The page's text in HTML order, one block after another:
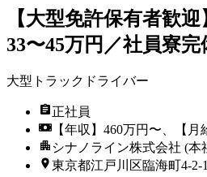
【大型免許保有者歓
33〜45万円／社員寮
大型トラックドライバー
正社員
【年収】460万円〜、【月
シナノライン株式会社 (本
東京都江戸川区臨海町4-2-1